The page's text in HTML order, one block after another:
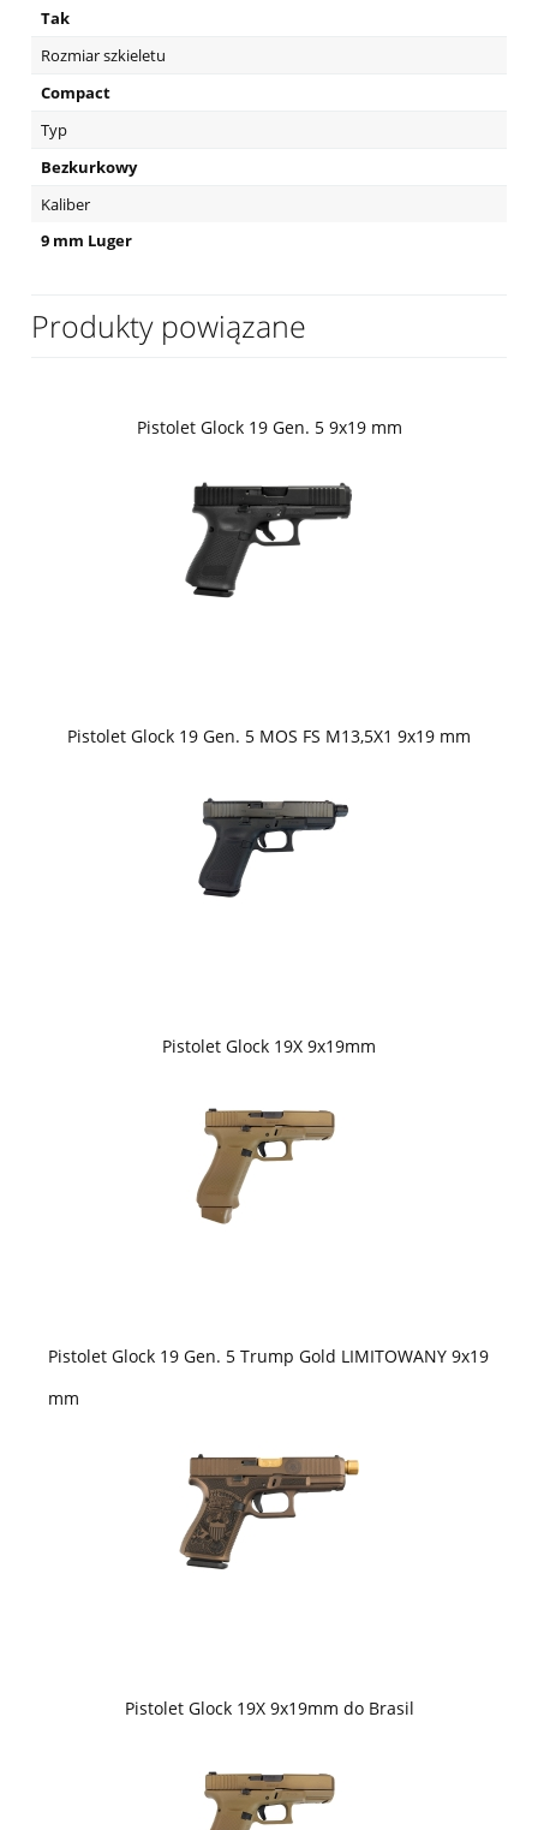
Tak
Rozmiar szkieletu
Compact
Typ
Bezkurkowy
Kaliber
9 mm Luger
Produkty powiązane
Pistolet Glock 19 Gen. 5 9x19 mm
Pistolet Glock 19 Gen. 5 MOS FS M13,5X1 9x19 mm
Pistolet Glock 19X 9x19mm
Pistolet Glock 19 Gen. 5 Trump Gold LIMITOWANY 9x19
mm
Pistolet Glock 19X 9x19mm do Brasil